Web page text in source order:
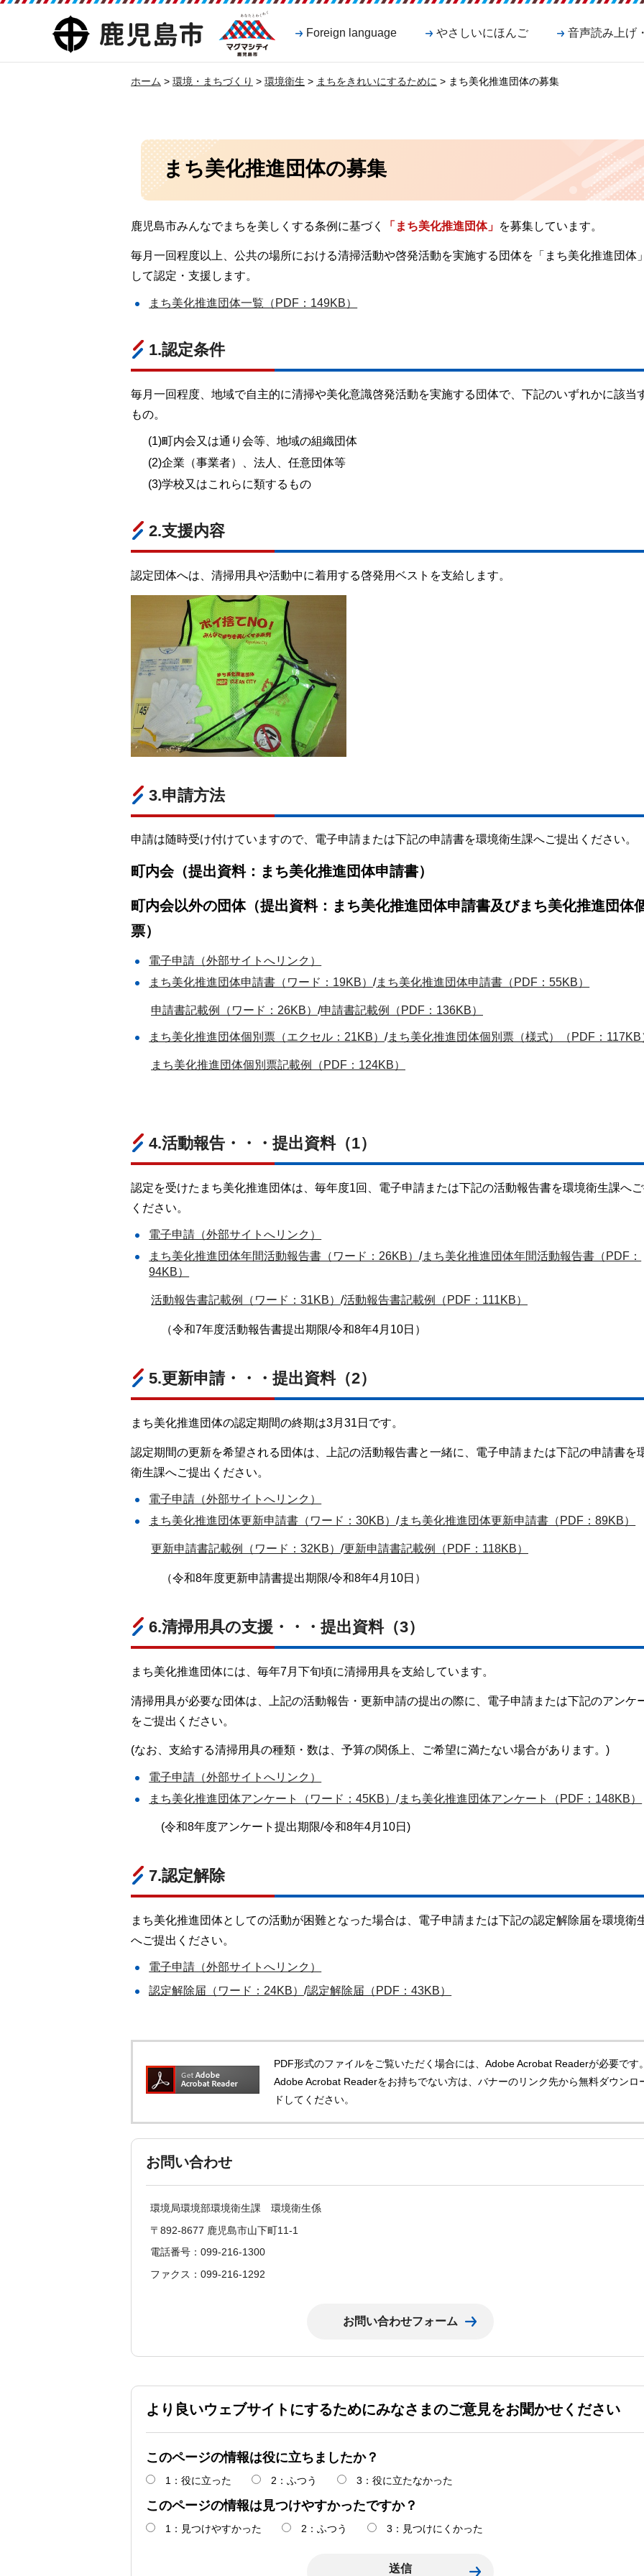
鹿児島市
マグマシティ
鹿児島市
Foreign language やさしいにほんご 音声読み上げ
ホーム > 環境・まちづくり > 環境衛生 > まちをきれいにするために > まち美化推進団体の募集
まち美化推進団体の募集
鹿児島市みんなでまちを美しくする条例に基づく 「まち美化推進団体」 を募集しています。
毎月一回程度以上、公共の場所における清掃活動や啓発活動を実施する団体を「まち美化推進団体
して認定・支援します。
まち美化推進団体一覧（PDF：149KB）
1.認定条件
毎月一回程度、地域で自主的に清掃や美化意識啓発活動を実施する団体で、下記のいずれかに該当
もの。
(1)町内会又は通り会等、地域の組織団体
(2)企業（事業者）、法人、任意団体等
(3)学校又はこれらに類するもの
2.支援内容
認定団体へは、清掃用具や活動中に着用する啓発用ベストを支給します。
3.申請方法
申請は随時受け付けていますので、電子申請または下記の申請書を環境衛生課へご提出ください。
町内会（提出資料：まち美化推進団体申請書）
町内会以外の団体（提出資料：まち美化推進団体申請書及びまち美化推進団体
票）
電子申請（外部サイトへリンク）
まち美化推進団体申請書（ワード：19KB）/まち美化推進団体申請書（PDF：55KB）
申請書記載例（ワード：26KB） /申請書記載例（PDF：136KB）
まち美化推進団体個別票（エクセル：21KB）/まち美化推進団体個別票（様式）（PDF：117KB
まち美化推進団体個別票記載例（PDF：124KB）
4.活動報告・・・提出資料（1）
認定を受けたまち美化推進団体は、毎年度1回、電子申請または下記の活動報告書を環境衛生課へ
ください。
電子申請（外部サイトへリンク）
まち美化推進団体年間活動報告書（ワード：26KB）/まち美化推進団体年間活動報告書（PDF：
94KB）
活動報告書記載例（ワード：31KB） /活動報告書記載例（PDF：111KB）
（令和7年度活動報告書提出期限/令和8年4月10日）
5.更新申請・・・提出資料（2）
まち美化推進団体の認定期間の終期は3月31日です。
認定期間の更新を希望される団体は、上記の活動報告書と一緒に、電子申請または下記の申請書を
衛生課へご提出ください。
電子申請（外部サイトへリンク）
まち美化推進団体更新申請書（ワード：30KB）/まち美化推進団体更新申請書（PDF：89KB）
更新申請書記載例（ワード：32KB） /更新申請書記載例（PDF：118KB）
（令和8年度更新申請書提出期限/令和8年4月10日）
6.清掃用具の支援・・・提出資料（3）
まち美化推進団体には、毎年7月下旬頃に清掃用具を支給しています。
清掃用具が必要な団体は、上記の活動報告・更新申請の提出の際に、電子申請または下記のアンケ
をご提出ください。
(なお、支給する清掃用具の種類・数は、予算の関係上、ご希望に満たない場合があります。)
電子申請（外部サイトへリンク）
まち美化推進団体アンケート（ワード：45KB）/まち美化推進団体アンケート（PDF：148KB）
(令和8年度アンケート提出期限/令和8年4月10日)
7.認定解除
まち美化推進団体としての活動が困難となった場合は、電子申請または下記の認定解除届を環境衛
へご提出ください。
電子申請（外部サイトへリンク）
認定解除届（ワード：24KB）/認定解除届（PDF：43KB）
PDF形式のファイルをご覧いただく場合には、Adobe Acrobat Readerが必要です
Adobe Acrobat Readerをお持ちでない方は、バナーのリンク先から無料ダウンロ
ドしてください。
お問い合わせ
環境局環境部環境衛生課 環境衛生係
〒892-8677 鹿児島市山下町11-1
電話番号：099-216-1300
ファクス：099-216-1292
より良いウェブサイトにするためにみなさまのご意見をお聞かせください
このページの情報は役に立ちましたか？
1：役に立った 2：ふつう 3：役に立たなかった
このページの情報は見つけやすかったですか？
1：見つけやすかった 2：ふつう 3：見つけにくかった